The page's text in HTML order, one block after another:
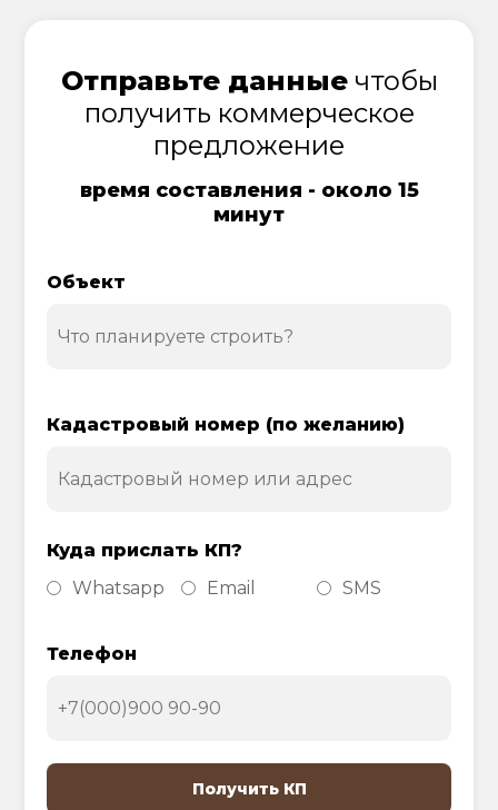
Отправьте данныечтобы
получить коммерческое
предложение
время составления - около 15
минут
Объект
Кадастровый номер (по желанию)
Куда прислать КП?
Whatsapp
Email SMS
Телефон